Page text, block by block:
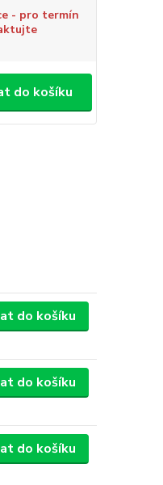
- pro termín
do košíku
do košíku
do košíku
do košíku